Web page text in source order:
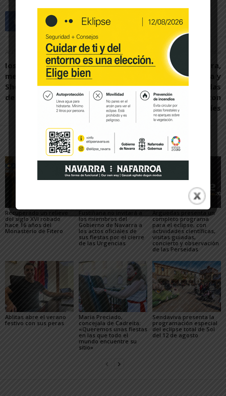
Artículo anterior
Iosu Bea se alza con la
medalla de bronce para el
Shogun en la Super Copa
de España Cadete
Artículo siguiente
Arguedas, Valtierra,
Cadreita, Villafranca y
Tudela solicitan medidas
para evitar accidentes con
jabalíes
Artículos relacionados Más del autor
Recuperado un relieve
del siglo XVI robado
hace 16 años del
Monasterio de Fitero
Fustiñana no invitará a
los miembros del
Gobierno de Navarra a
los actos oficiales de
sus fiestas por el cierre
de las Urgencias
Arguedas presenta un
completo programa
para el eclipse, con
actividades científicas,
visitas guiadas,
concierto y observación
de las Perseidas
Ablitas abre el verano
festivo con sus peras
María Preciado,
concejala de Cadreita:
«Queremos unas fiestas
en las que todo el
mundo encuentre su
sitio»
Sendaviva presenta la
programación especial
del eclipse total de Sol
del 12 de agosto